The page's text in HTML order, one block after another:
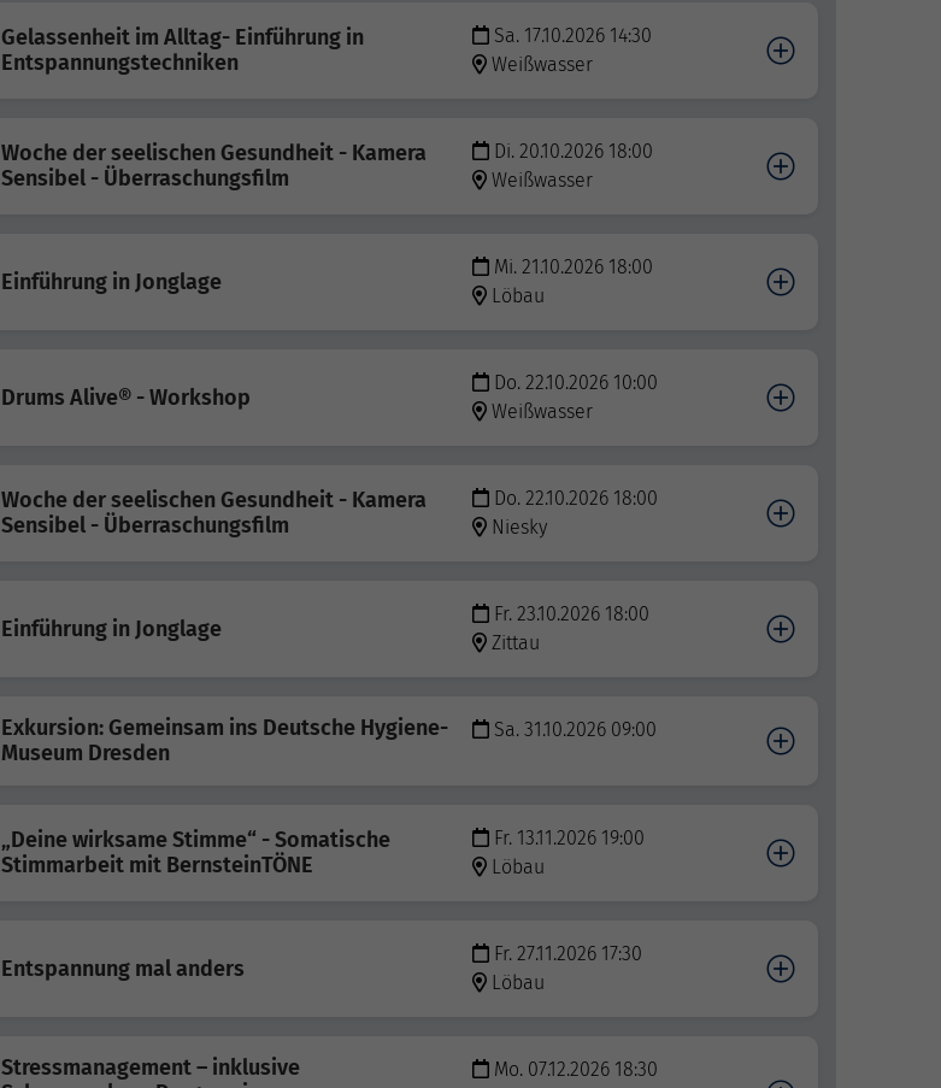
Gelassenheit im Alltag- Einführung in
Entspannungstechniken
Sa. 17.10.2026 14:30
Weißwasser
Woche der seelischen Gesundheit - Kamera
Sensibel - Überraschungsfilm
Di. 20.10.2026 18:00
Weißwasser
Einführung in Jonglage
Mi. 21.10.2026 18:00
Löbau
Drums Alive® - Workshop
Do. 22.10.2026 10:00
Weißwasser
Woche der seelischen Gesundheit - Kamera
Sensibel - Überraschungsfilm
Do. 22.10.2026 18:00
Niesky
Einführung in Jonglage
Fr. 23.10.2026 18:00
Zittau
Exkursion: Gemeinsam ins Deutsche Hygiene-
Museum Dresden
Sa. 31.10.2026 09:00
„Deine wirksame Stimme“ - Somatische
Stimmarbeit mit BernsteinTÖNE
Fr. 13.11.2026 19:00
Löbau
Entspannung mal anders
Fr. 27.11.2026 17:30
Löbau
Stressmanagement – inklusive
Mo. 07.12.2026 18:30